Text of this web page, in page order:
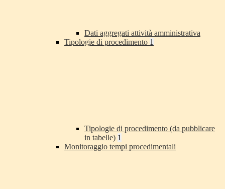
Dati aggregati attività amministrativa
Tipologie di procedimento 1
Tipologie di procedimento (da pubblicare
in tabelle) 1
Monitoraggio tempi procedimentali